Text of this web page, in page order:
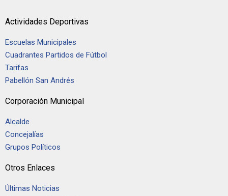
Actividades Deportivas
Escuelas Municipales
Cuadrantes Partidos de Fútbol
Tarifas
Pabellón San Andrés
Corporación Municipal
Alcalde
Concejalías
Grupos Políticos
Otros Enlaces
Últimas Noticias